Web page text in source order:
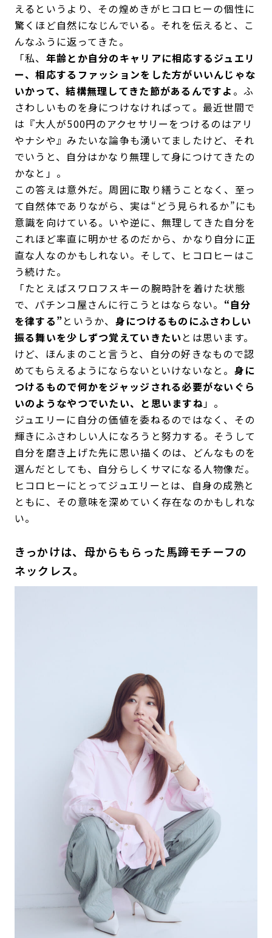
えるというより、その煌めきがヒコロヒーの個性に
驚くほど自然になじんでいる。それを伝えると、こ
んなふうに返ってきた。
「私、 年齢とか自分のキャリアに相応するジュエリ
ー、相応するファッションをした方がいいんじゃな
いかって、結構無理してきた節があるんですよ 。ふ
さわしいものを身につけなければって。最近世間で
は『大人が500円のアクセサリーをつけるのはアリ
やナシや』みたいな論争も湧いてましたけど、それ
でいうと、自分はかなり無理して身につけてきたの
かなと」。
この答えは意外だ。周囲に取り繕うことなく、至っ
て自然体でありながら、実は“どう見られるか”にも
意識を向けている。いや逆に、無理してきた自分を
これほど率直に明かせるのだから、かなり自分に正
直な人なのかもしれない。そして、ヒコロヒーはこ
う続けた。
「たとえばスワロフスキーの腕時計を着けた状態
で、パチンコ屋さんに行こうとはならない。 “自分
を律する”というか、 身につけるものにふさわしい
振る舞いを少しずつ覚えていきたい とは思います。
けど、ほんまのこと言うと、自分の好きなもので認
めてもらえるようにならないといけないなと。 身に
つけるもので何かをジャッジされる必要がないぐら
いのようなやつでいたい、と思いますね」。
ジュエリーに自分の価値を委ねるのではなく、その
輝きにふさわしい人になろうと努力する。そうして
自分を磨き上げた先に思い描くのは、どんなものを
選んだとしても、自分らしくサマになる人物像だ。
ヒコロヒーにとってジュエリーとは、自身の成熟と
ともに、その意味を深めていく存在なのかもしれな
い。
きっかけは、母からもらった馬蹄モチーフの
ネックレス。